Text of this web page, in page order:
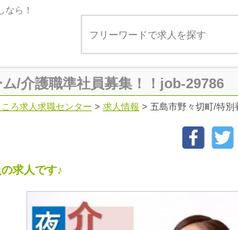
なら！
/介護職準社員募集！！job-29786
ころ求人求職センター > 求人情報 > 五島市野々切町/特別
求人です♪